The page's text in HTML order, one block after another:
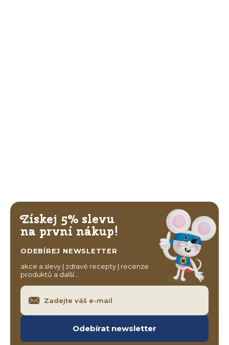
Získej 5% slevu
na první nákup!
ODEBÍREJ NEWSLETTER
akce a slevy | zdravé recepty | recenze
produktů a další…
Odebírat newsletter